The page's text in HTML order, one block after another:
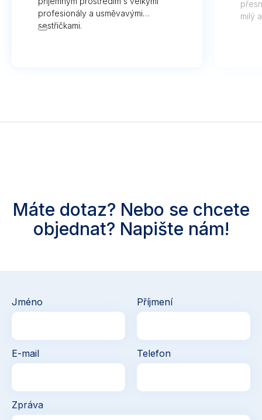
profesionály a usměvavými
sestřičkami.
milý
Máte dotaz? Nebo se chcete
objednat? Napište nám!
Jméno Příjmení
E-mail Telefon
Zpráva